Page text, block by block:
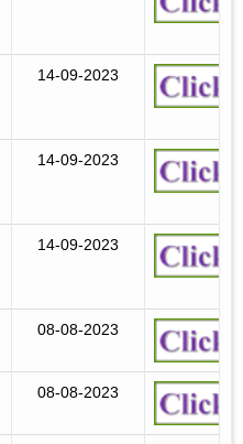
14-09-2023
14-09-2023
14-09-2023
08-08-2023
08-08-2023